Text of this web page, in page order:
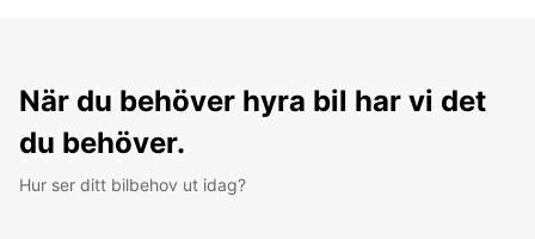
När du behöver hyra bil har vi det
du behöver.
Hur ser ditt bilbehov ut idag?